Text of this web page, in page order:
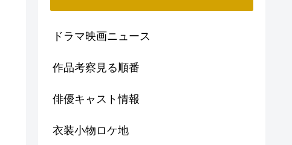
ドラマ映画ニュース
作品考察見る順番
俳優キャスト情報
衣装小物ロケ地